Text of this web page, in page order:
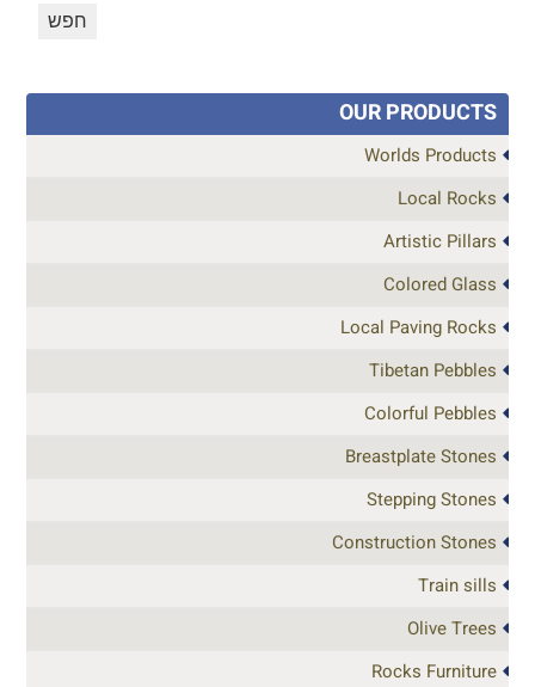
OUR PRODUCTS
Worlds Products
Local Rocks
Artistic Pillars
Colored Glass
Local Paving Rocks
Tibetan Pebbles
Colorful Pebbles
Breastplate Stones
Stepping Stones
Construction Stones
Train sills
Olive Trees
Rocks Furniture